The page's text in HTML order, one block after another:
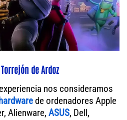
de Ardoz
nos consideramos
de ordenadores Apple
Alienware, ASUS, Dell,